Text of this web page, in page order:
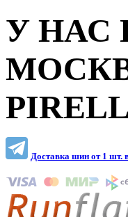
У НАС
Доставка шин от 1 шт.